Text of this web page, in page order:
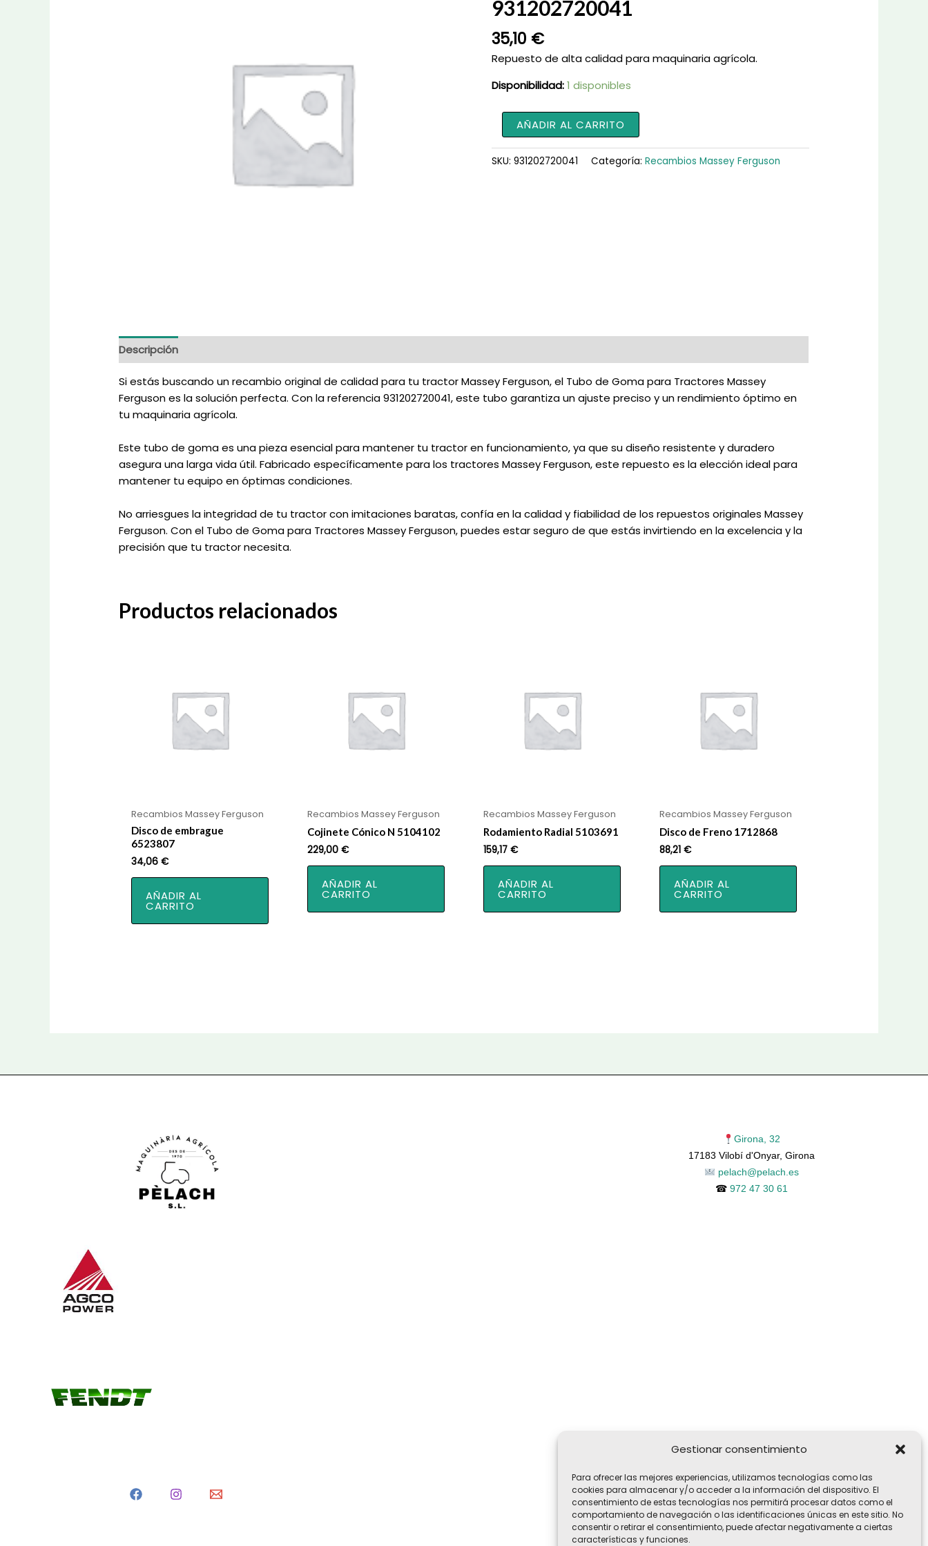
Gestionar consentimiento
Para ofrecer las mejores experiencias, utilizamos tecnologías como las
cookies para almacenar y/o acceder a la información del dispositivo. El
consentimiento de estas tecnologías nos permitirá procesar datos como el
comportamiento de navegación o las identificaciones únicas en este sitio. No
consentir o retirar el consentimiento, puede afectar negativamente a ciertas
características y funciones.
931202720041
35,10 €
Repuesto de alta calidad para maquinaria agrícola.
Disponibilidad:1 disponibles
Tubo
de
Goma
para
AÑADIR AL CARRITO
SKU: 931202720041 Categoría: Recambios Massey Ferguson
Descripción
Si estás buscando un recambio original de calidad para tu tractor Massey Ferguson, el Tubo de Goma para Tractores Massey
Ferguson es la solución perfecta. Con la referencia 931202720041, este tubo garantiza un ajuste preciso y un rendimiento óptimo en
tu maquinaria agrícola.
Este tubo de goma es una pieza esencial para mantener tu tractor en funcionamiento, ya que su diseño resistente y duradero
asegura una larga vida útil. Fabricado específicamente para los tractores Massey Ferguson, este repuesto es la elección ideal para
mantener tu equipo en óptimas condiciones.
No arriesgues la integridad de tu tractor con imitaciones baratas, confía en la calidad y fiabilidad de los repuestos originales Massey
Ferguson. Con el Tubo de Goma para Tractores Massey Ferguson, puedes estar seguro de que estás invirtiendo en la excelencia y la
precisión que tu tractor necesita.
Productos relacionados
Recambios Massey Ferguson
Disco de embrague
6523807
34,06€
AÑADIR AL
CARRITO
Recambios Massey Ferguson
Cojinete Cónico N 5104102
229,00€
AÑADIR AL
CARRITO
Recambios Massey Ferguson
Rodamiento Radial 5103691
159,17 €
AÑADIR AL
CARRITO
Recambios Massey Ferguson
Disco de Freno 1712868
88,21 €
AÑADIR AL
CARRITO
Girona, 32
17183 Vilobí d'Onyar, Girona
pelach@pelach.es
☎972 47 30 61